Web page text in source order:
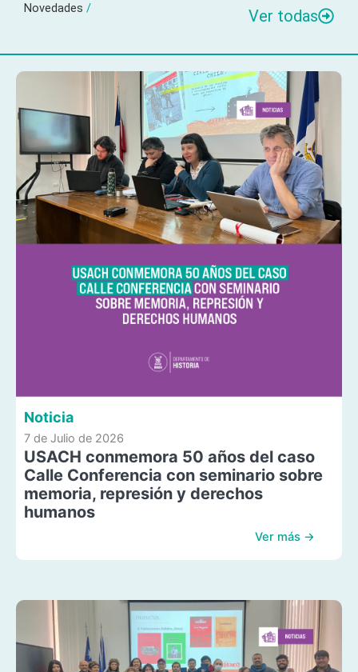
Novedades / Ver todas
Noticia
7 de Julio de 2026
USACH conmemora 50 años del caso
Calle Conferencia con seminario sobre
memoria, represión y derechos
humanos
Ver más →